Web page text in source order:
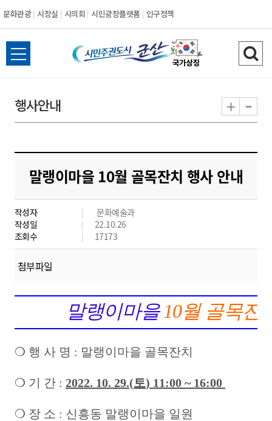
문화관광 시장실 시의회 시민광장플랫폼 인구정책
시
민
도
시
군
산
전
체
뉴
열
검
색
기
행사안내 + -
말랭이마을 10월 골목잔치 행사 안내
작성자
문화예술과
작성일
22.10.26
조회수
17173
첨부파일
말랭이마을 10월 골목잔
❍ 행 사 명 : 말랭이마을 골목잔치
❍ 기 간 : 2022. 10. 29.(토) 11:00 ~ 16:00
❍ 장 소 : 신흥동 말랭이마을 일원